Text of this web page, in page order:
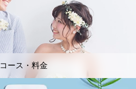
コース・料金